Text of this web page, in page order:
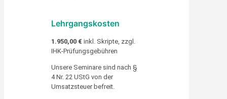
Lehrgangskosten
1.950,00 € inkl. Skripte, zzgl.
IHK-Prüfungsgebühren
Unsere Seminare sind nach §
4 Nr. 22 UStG von der
Umsatzsteuer befreit.